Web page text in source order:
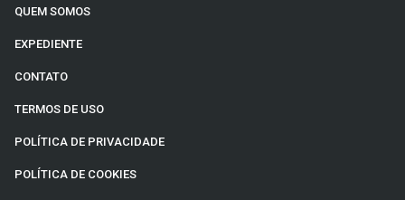
QUEM SOMOS
EXPEDIENTE
CONTATO
TERMOS DE USO
POLÍTICA DE PRIVACIDADE
POLÍTICA DE COOKIES